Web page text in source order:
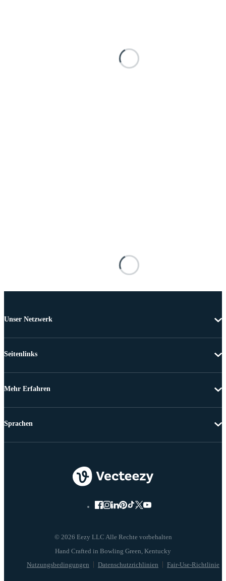
Unser Netzwerk
Seitenlinks
Mehr Erfahren
© 2026 Eezy LLC Alle Rechte vorbehalten
Nutzungsbedingungen Datenschutzrichlinien Fair-Use-Richtlinie
Sprachen